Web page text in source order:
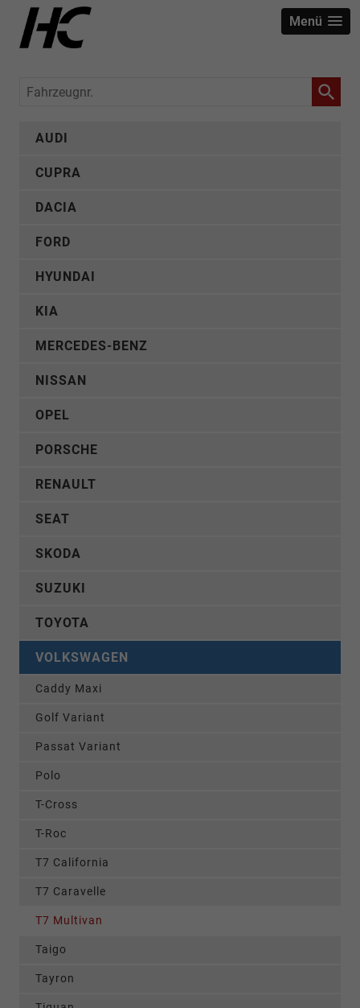
Menü
Fahrzeugnr.
AUDI
CUPRA
DACIA
FORD
HYUNDAI
KIA
MERCEDES-BENZ
NISSAN
OPEL
PORSCHE
RENAULT
SEAT
SKODA
SUZUKI
TOYOTA
VOLKSWAGEN
Caddy Maxi
Golf Variant
Passat Variant
Polo
T-Cross
T-Roc
T7 California
T7 Caravelle
T7 Multivan
Taigo
Tayron